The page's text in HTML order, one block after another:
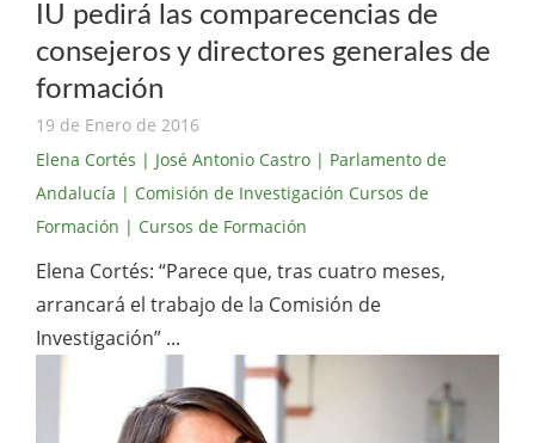
IU pedirá las comparecencias de
consejeros y directores generales de
formación
19 de Enero de 2016
Elena Cortés | José Antonio Castro | Parlamento de
Andalucía | Comisión de Investigación Cursos de
Formación | Cursos de Formación
Elena Cortés: “Parece que, tras cuatro meses,
arrancará el trabajo de la Comisión de
Investigación” ...